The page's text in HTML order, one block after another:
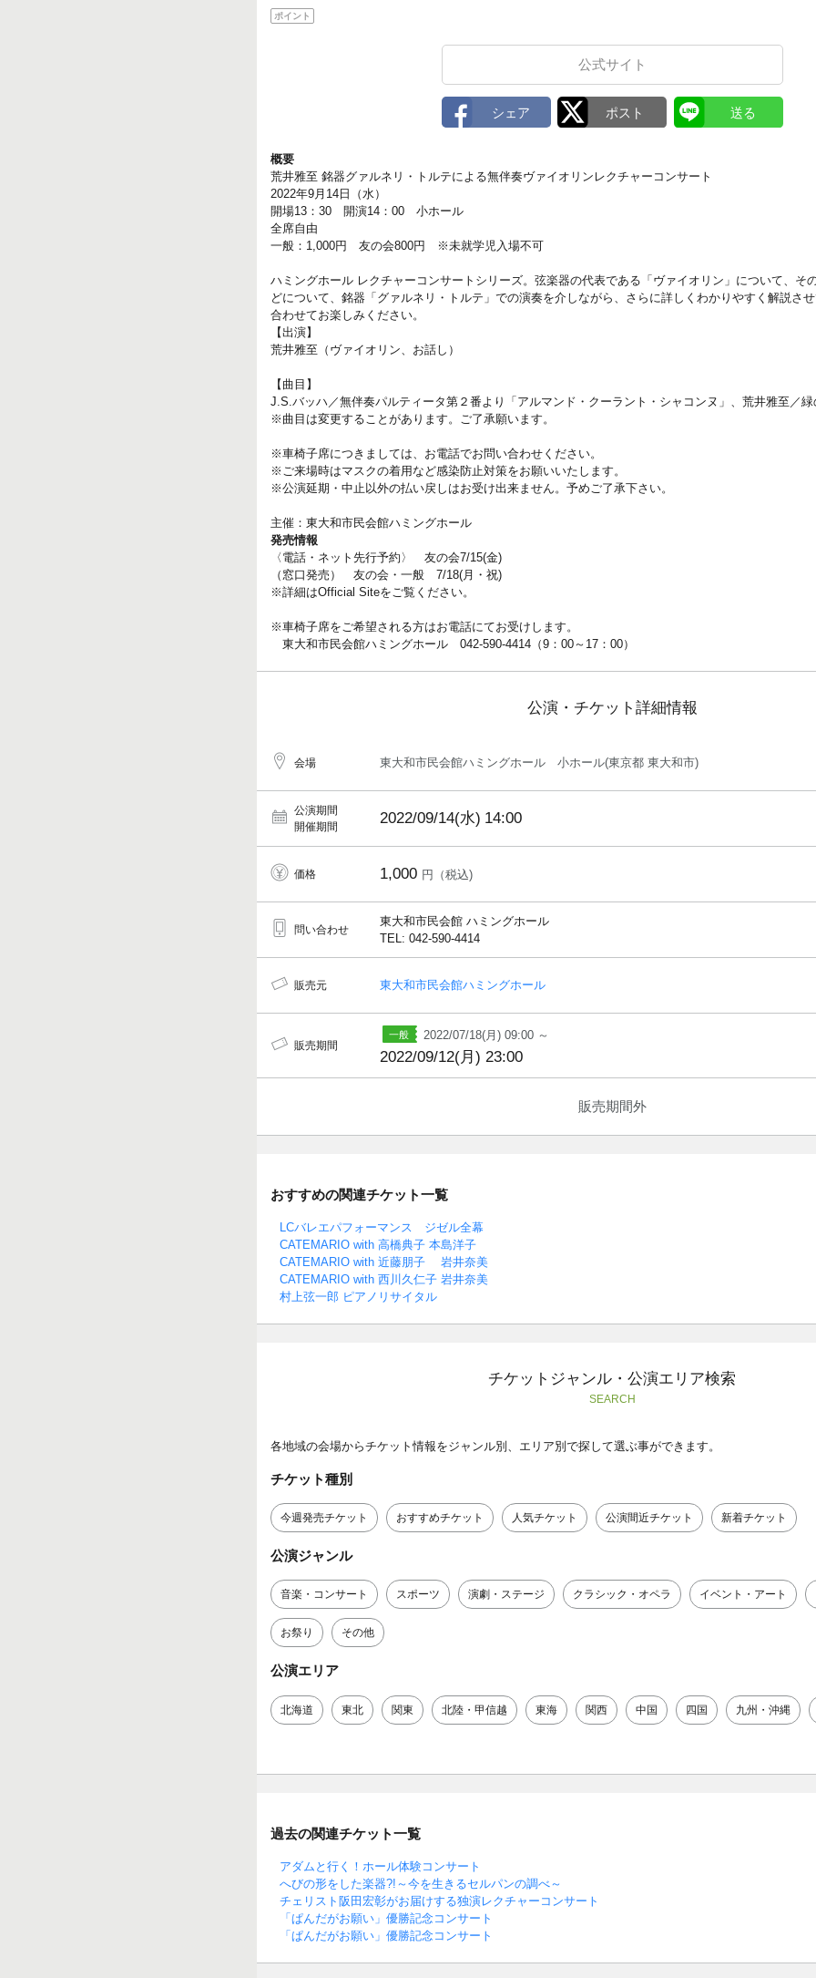
ポイント
公式サイト
概要
荒井雅至 銘器グァルネリ・トルテによる無伴奏ヴァイオリンレクチャーコンサート
2022年9月14日（水）
開場13：30 開演14：00 小ホール
全席自由
一般：1,000円 友の会800円 ※未就学児入場不可
ハミングホール レクチャーコンサートシリーズ。弦楽器の代表である「ヴァイオリン」について、そ
どについて、銘器「グァルネリ・トルテ」での演奏を介しながら、さらに詳しくわかりやすく解説さ
合わせてお楽しみください。
【出演】
荒井雅至（ヴァイオリン、お話し）
【曲目】
J.S.バッハ／無伴奏パルティータ第２番より「アルマンド・クーラント・シャコンヌ」、荒井雅至／
※曲目は変更することがあります。ご了承願います。
※車椅子席につきましては、お電話でお問い合わせください。
※ご来場時はマスクの着用など感染防止対策をお願いいたします。
※公演延期・中止以外の払い戻しはお受け出来ません。予めご了承下さい。
主催：東大和市民会館ハミングホール
発売情報
〈電話・ネット先行予約〉 友の会7/15(金)
（窓口発売） 友の会・一般 7/18(月・祝)
※詳細はOfficial Siteをご覧ください。
※車椅子席をご希望される方はお電話にてお受けします。
東大和市民会館ハミングホール 042-590-4414（9：00～17：00）
公演・チケット詳細情報
会場 東大和市民会館ハミングホール 小ホール(東京都 東大和市)
公演期間
開催期間
2022/09/14(水) 14:00
価格 1,000 円（税込)
問い合わせ
東大和市民会館 ハミングホール
TEL: 042-590-4414
販売元 東大和市民会館ハミングホール
販売期間
2022/07/18(月) 09:00 ～
2022/09/12(月) 23:00
販売期間外
おすすめの関連チケット一覧
LCバレエパフォーマンス ジゼル全幕
CATEMARIO with 高橋典子 本島洋子
CATEMARIO with 近藤朋子 岩井奈美
CATEMARIO with 西川久仁子 岩井奈美
村上弦一郎 ピアノリサイタル
チケットジャンル・公演エリア検索
SEARCH
各地域の会場からチケット情報をジャンル別、エリア別で探して選ぶ事ができます。
チケット種別
今週発売チケット おすすめチケット 人気チケット 公演間近チケット 新着チケット
公演ジャンル
音楽・コンサート スポーツ 演劇・ステージ クラシック・オペラ イベント・アート
お祭り その他
公演エリア
北海道 東北 関東 北陸・甲信越 東海 関西 中国 四国 九州・沖縄
過去の関連チケット一覧
アダムと行く！ホール体験コンサート
へびの形をした楽器?!～今を生きるセルパンの調べ～
チェリスト阪田宏彰がお届けする独演レクチャーコンサート
「ぱんだがお願い」優勝記念コンサート
「ぱんだがお願い」優勝記念コンサート